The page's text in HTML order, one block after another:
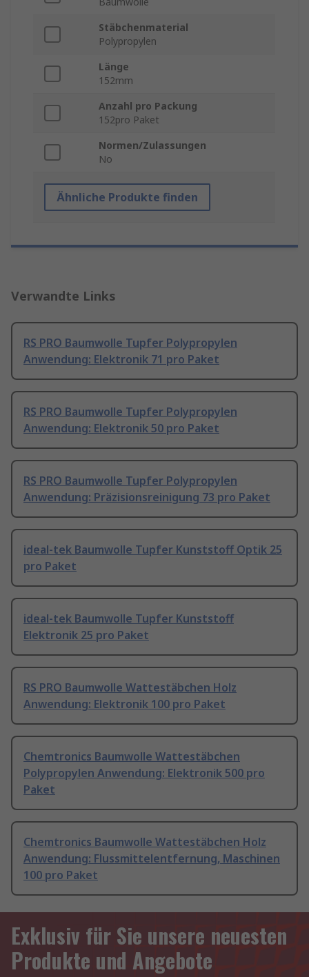
Stäbchenmaterial
Polypropylen
Länge
152mm
Anzahl pro Packung
152pro Paket
Normen/Zulassungen
No
Ähnliche Produkte finden
Verwandte Links
RS PRO Baumwolle Tupfer Polypropylen
Anwendung: Elektronik 71 pro Paket
RS PRO Baumwolle Tupfer Polypropylen
Anwendung: Elektronik 50 pro Paket
RS PRO Baumwolle Tupfer Polypropylen
Anwendung: Präzisionsreinigung 73 pro Paket
ideal-tek Baumwolle Tupfer Kunststoff Optik 25
pro Paket
ideal-tek Baumwolle Tupfer Kunststoff
Elektronik 25 pro Paket
RS PRO Baumwolle Wattestäbchen Holz
Anwendung: Elektronik 100 pro Paket
Chemtronics Baumwolle Wattestäbchen
Polypropylen Anwendung: Elektronik 500 pro
Paket
Chemtronics Baumwolle Wattestäbchen Holz
Anwendung: Flussmittelentfernung, Maschinen
100 pro Paket
Exklusiv für Sie unsere neuesten
Produkte und Angebote